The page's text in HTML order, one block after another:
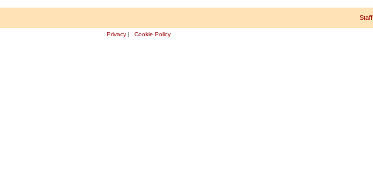
Staff
Privacy | Cookie Policy